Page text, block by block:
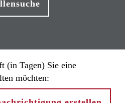
(in Tagen) Sie eine
möchten: